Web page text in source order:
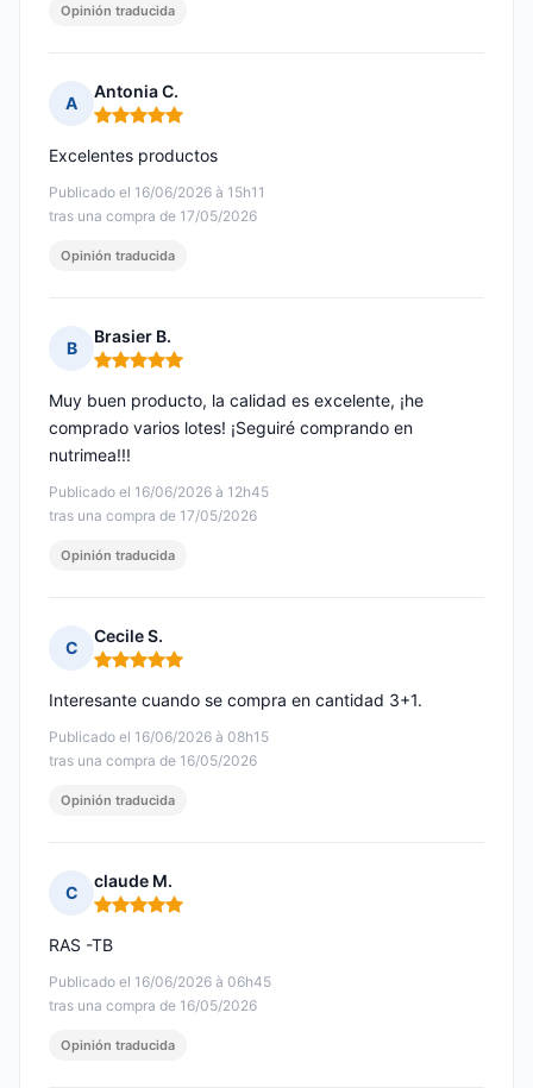
Opinión traducida
A
Antonia C.
Nota: 5 de 5
Publicado el 16/06/2026 à 15h11
tras una compra de 17/05/2026
Excelentes productos
Opinión traducida
B
Brasier B.
Nota: 5 de 5
Publicado el 16/06/2026 à 12h45
tras una compra de 17/05/2026
Muy buen producto, la calidad es excelente, ¡he
comprado varios lotes! ¡Seguiré comprando en
nutrimea!!!
Opinión traducida
C
Cecile S.
Nota: 5 de 5
Publicado el 16/06/2026 à 08h15
tras una compra de 16/05/2026
Interesante cuando se compra en cantidad 3+1.
Opinión traducida
C
claude M.
Nota: 5 de 5
Publicado el 16/06/2026 à 06h45
tras una compra de 16/05/2026
RAS -TB
Opinión traducida